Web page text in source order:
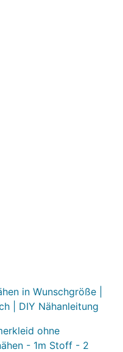
in Wunschgröße |
| DIY Nähanleitung
ohne
- 1m Stoff - 2